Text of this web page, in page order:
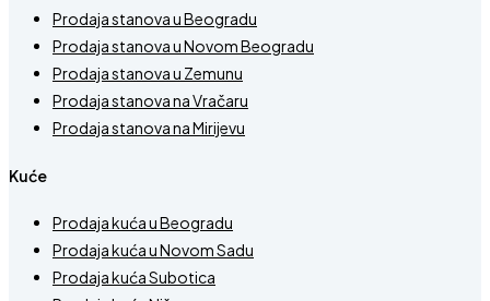
Prodaja stanova u Beogradu
Prodaja stanova u Novom Beogradu
Prodaja stanova u Zemunu
Prodaja stanova na Vračaru
Prodaja stanova na Mirijevu
Kuće
Prodaja kuća u Beogradu
Prodaja kuća u Novom Sadu
Prodaja kuća Subotica